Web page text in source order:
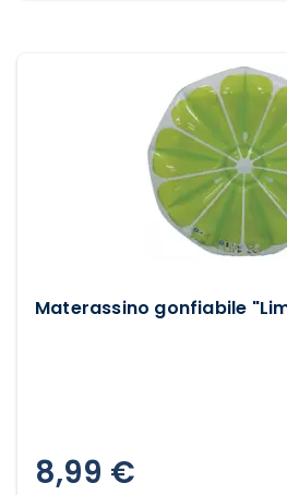
Materassino gonfiabile
8,99 €